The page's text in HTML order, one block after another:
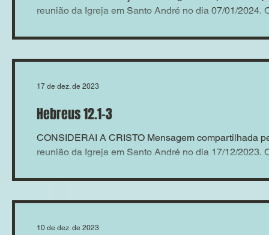
reunião da Igreja em Santo André no dia 07/01/2024.
Hebreus 12.1-3
CONSIDERAI A CRISTO Mensagem compartilhada
reunião da Igreja em Santo André no dia 17/12/2023.
17 de dez. de 2023
10 de dez. de 2023